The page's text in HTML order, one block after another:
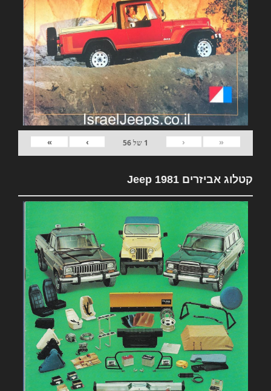
«
‹
1 של56
›
»
קטלוג אביזרים 1981 Jeep